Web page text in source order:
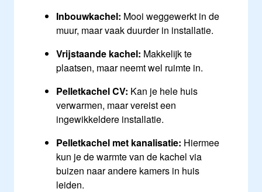
Inbouwkachel: Mooi weggewerkt in de
muur, maar vaak duurder in installatie.
Vrijstaande kachel: Makkelijk te
plaatsen, maar neemt wel ruimte in.
Pelletkachel CV: Kan je hele huis
verwarmen, maar vereist een
ingewikkeldere installatie.
Pelletkachel met kanalisatie: Hiermee
kun je de warmte van de kachel via
buizen naar andere kamers in huis
leiden.